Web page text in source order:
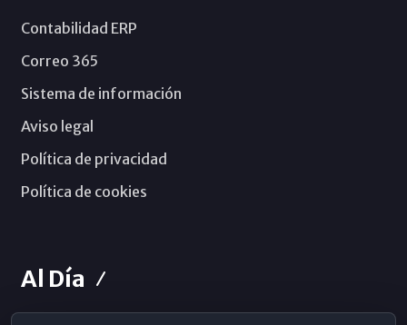
Contabilidad ERP
Correo 365
Sistema de información
Aviso legal
Política de privacidad
Política de cookies
Al Día